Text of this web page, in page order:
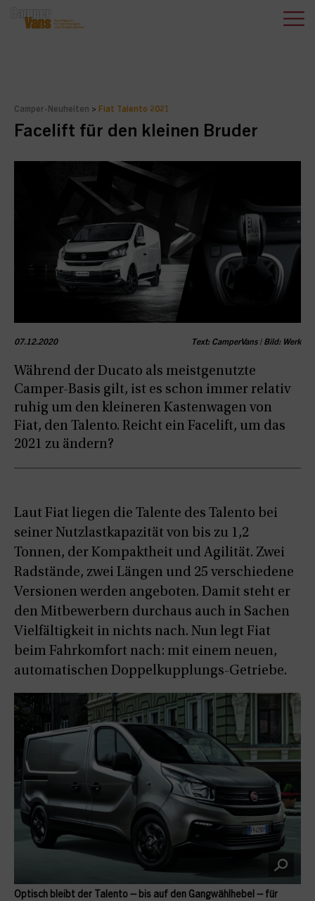
Camper-Neuheiten > Fiat Talento 2021
Facelift für den kleinen Bruder
07.12.2020 Text: CamperVans | Bild: Werk
Während der Ducato als meistgenutzte
Camper-Basis gilt, ist es schon immer relativ
ruhig um den kleineren Kastenwagen von
Fiat, den Talento. Reicht ein Facelift, um das
2021 zu ändern?
Laut Fiat liegen die Talente des Talento bei
seiner Nutzlastkapazität von bis zu 1,2
Tonnen, der Kompaktheit und Agilität. Zwei
Radstände, zwei Längen und 25 verschiedene
Versionen werden angeboten. Damit steht er
den Mitbewerbern durchaus auch in Sachen
Vielfältigkeit in nichts nach. Nun legt Fiat
beim Fahrkomfort nach: mit einem neuen,
automatischen Doppelkupplungs-Getriebe.
Optisch bleibt der Talento – bis auf den Gangwählhebel – für